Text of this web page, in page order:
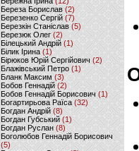
Береза Борислав(2)
Березенко Сергій (7)
Березкін Станіслав (5)
Березюк Олег(2)
Білецький Андрій (1)
Білик Ірина (1)
Бірюков Юрій Сергійович (2)
Блажівський Петро (1)
Бланк Максим(3)
Бобов Геннадій (2)
Бобов Геннадій Борисович (1)
Богартирьова Раїса (32)
Богдан Андрій(8)
Богдан Губський (1)
Богдан Руслан(8)
Боголюбов Геннадій Борисович
(5)